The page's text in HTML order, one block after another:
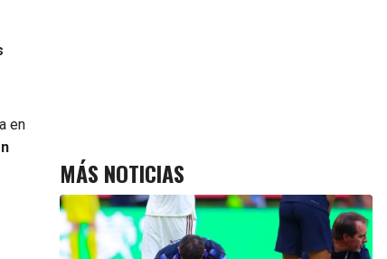
en
MÁS NOTICIAS